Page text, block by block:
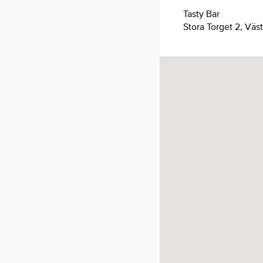
Tasty Bar
Stora Torget 2,